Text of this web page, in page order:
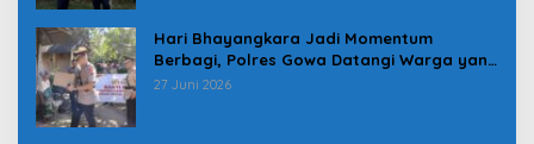
Hari Bhayangkara Jadi Momentum
Berbagi, Polres Gowa Datangi Warga yang
Membutuhkan
27 Juni 2026